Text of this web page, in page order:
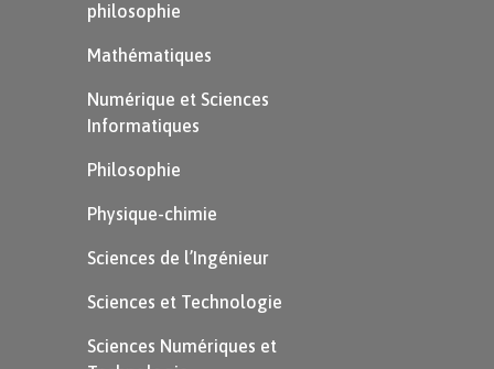
Le cercle circonscrit à un triangle est
un cercle passant par les trois sommets
philosophie
Mathématiques
Numérique et Sciences
Informatiques
Philosophie
Physique-chimie
Sciences de l’Ingénieur
Sciences et Technologie
Sciences Numériques et